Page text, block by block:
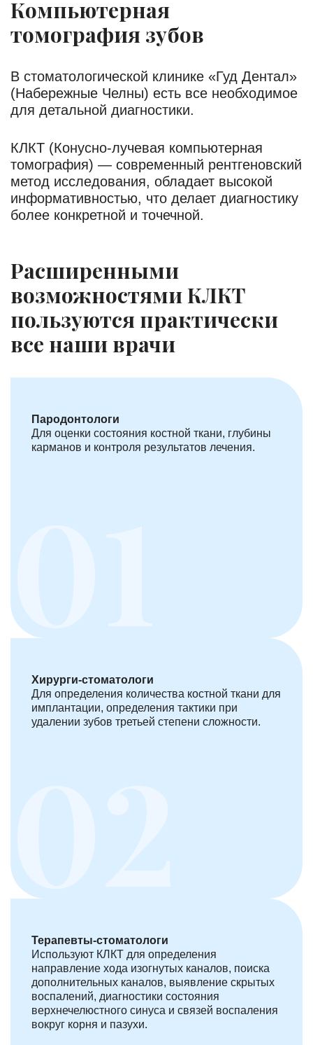
Компьютерная
томография зубов
В стоматологической клинике «Гуд Дентал»
(Набережные Челны) есть все необходимое
для детальной диагностики.
КЛКТ (Конусно-лучевая компьютерная
томография) — современный рентгеновский
метод исследования, обладает высокой
информативностью, что делает диагностику
более конкретной и точечной.
Расширенными
возможностями КЛКТ
пользуются практически
все наши врачи
Пародонтологи
Для оценки состояния костной ткани, глубины
карманов и контроля результатов лечения.
Хирурги-стоматологи
Для определения количества костной ткани для
имплантации, определения тактики при
удалении зубов третьей степени сложности.
Терапевты-стоматологи
Используют КЛКТ для определения
направление хода изогнутых каналов, поиска
дополнительных каналов, выявление скрытых
воспалений, диагностики состояния
верхнечелюстного синуса и связей воспаления
вокруг корня и пазухи.